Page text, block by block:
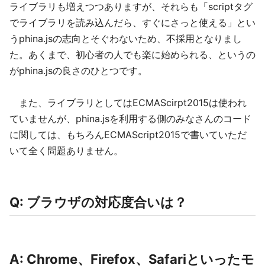
ライブラリも増えつつありますが、それらも「scriptタグ
でライブラリを読み込んだら、すぐにさっと使える」とい
うphina.jsの志向とそぐわないため、不採用となりまし
た。あくまで、初心者の人でも楽に始められる、というの
がphina.jsの良さのひとつです。
また、ライブラリとしてはECMAScirpt2015は使われ
ていませんが、phina.jsを利用する側のみなさんのコード
に関しては、もちろんECMAScript2015で書いていただ
いて全く問題ありません。
Q: ブラウザの対応度合いは？
A: Chrome、Firefox、Safariといったモ